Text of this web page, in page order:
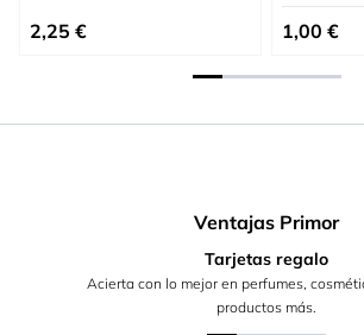
2,25 €
1,00 €
Ventajas Primor
Tarjetas regalo
Acierta con lo mejor en perfumes,
productos más.